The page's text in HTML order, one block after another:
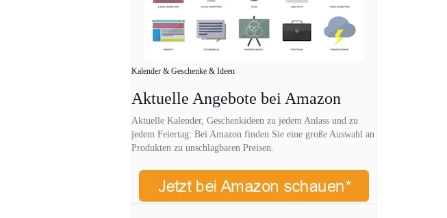
Kalender & Geschenke & Ideen
Aktuelle Angebote bei Amazon
Aktuelle Kalender, Geschenkideen zu jedem Anlass und zu
jedem Feiertag: Bei Amazon finden Sie eine große Auswahl an
Produkten zu unschlagbaren Preisen.